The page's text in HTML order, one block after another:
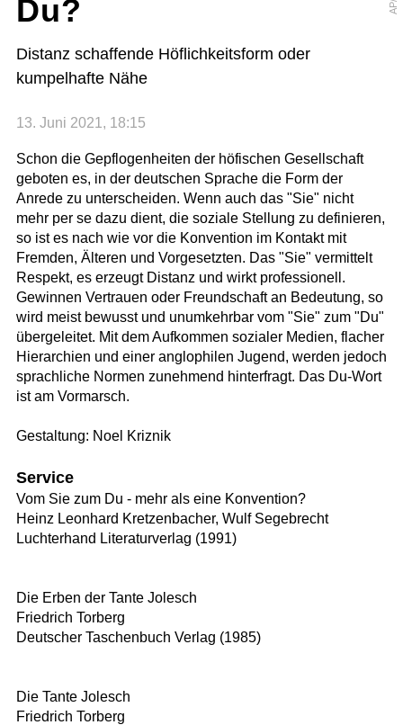
Du?
Distanz schaffende Höflichkeitsform oder
kumpelhafte Nähe
13. Juni 2021, 18:15
Schon die Gepflogenheiten der höfischen Gesellschaft
geboten es, in der deutschen Sprache die Form der
Anrede zu unterscheiden. Wenn auch das "Sie" nicht
mehr per se dazu dient, die soziale Stellung zu definieren,
so ist es nach wie vor die Konvention im Kontakt mit
Fremden, Älteren und Vorgesetzten. Das "Sie" vermittelt
Respekt, es erzeugt Distanz und wirkt professionell.
Gewinnen Vertrauen oder Freundschaft an Bedeutung, so
wird meist bewusst und unumkehrbar vom "Sie" zum "Du"
übergeleitet. Mit dem Aufkommen sozialer Medien, flacher
Hierarchien und einer anglophilen Jugend, werden jedoch
sprachliche Normen zunehmend hinterfragt. Das Du-Wort
ist am Vormarsch.
Gestaltung: Noel Kriznik
Service
Vom Sie zum Du - mehr als eine Konvention?
Heinz Leonhard Kretzenbacher, Wulf Segebrecht
Luchterhand Literaturverlag (1991)
Die Erben der Tante Jolesch
Friedrich Torberg
Deutscher Taschenbuch Verlag (1985)
Die Tante Jolesch
Friedrich Torberg